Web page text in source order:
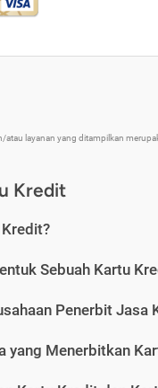
atau layanan yang ditampilkan
Kredit
Sebuah Kartu
Penerbit
yang Menerbitkan